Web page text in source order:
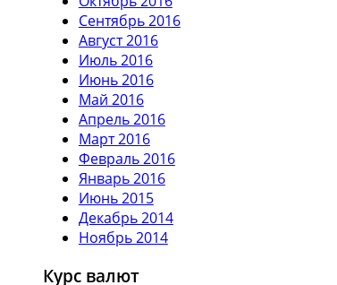
Сентябрь 2016
Август 2016
Июль 2016
Июнь 2016
Май 2016
Апрель 2016
Март 2016
Февраль 2016
Январь 2016
Июнь 2015
Декабрь 2014
Ноябрь 2014
Курс валют